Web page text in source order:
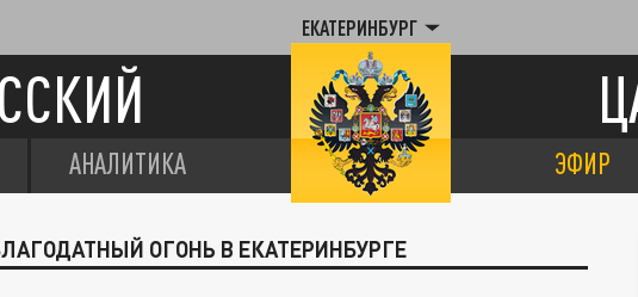
ЕКАТЕРИНБУРГ
АНАЛИТИКА ЭФИР
ОГОНЬ В ЕКАТЕРИНБУРГЕ